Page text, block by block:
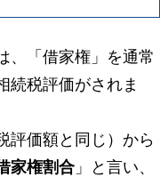
、「借家権」を通常
続税評価がされま
評価額と同じ）から
家権割合 」と言い、